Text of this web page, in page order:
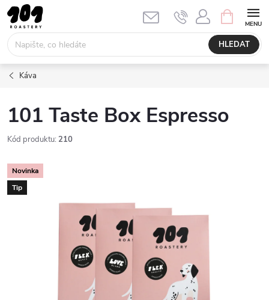
Přejít
obsah
HLEDAT
NÁKUPNÍ
KOŠÍK
Káva
101 Taste Box Espresso
Kód produktu: 210
Novinka
Tip